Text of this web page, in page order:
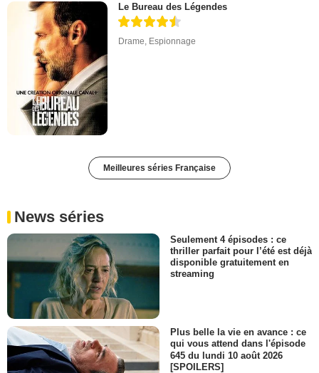
Le Bureau des Légendes
Drame Espionnage
Meilleures séries Française
News séries
Seulement 4 épisodes : ce
thriller parfait pour l’été est déjà
disponible gratuitement en
streaming
Plus belle la vie en avance : ce
qui vous attend dans l'épisode
645 du lundi 10 août 2026
[SPOILERS]